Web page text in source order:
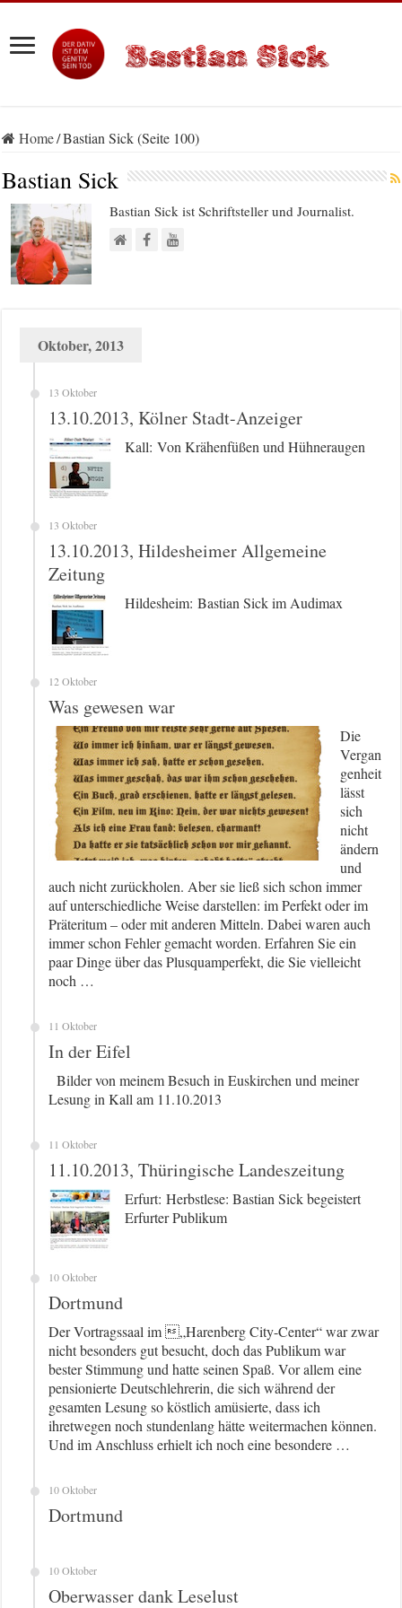
Home/Bastian Sick (Seite 100)
Bastian Sick
Bastian Sick ist Schriftsteller und Journalist.
Oktober, 2013
13 Oktober
13.10.2013, Kölner Stadt-Anzeiger
Kall: Von Krähenfüßen und Hühneraugen
13 Oktober
13.10.2013, Hildesheimer Allgemeine
Zeitung
Hildesheim: Bastian Sick im Audimax
12 Oktober
Was gewesen war
Die
Vergan
genheit
lässt
sich
nicht
ändern
und
auch nicht zurückholen. Aber sie ließ sich schon immer
auf unterschiedliche Weise darstellen: im Perfekt oder im
Präteritum – oder mit anderen Mitteln. Dabei waren auch
immer schon Fehler gemacht worden. Erfahren Sie ein
paar Dinge über das Plusquamperfekt, die Sie vielleicht
noch …
11 Oktober
In der Eifel
Bilder von meinem Besuch in Euskirchen und meiner
Lesung in Kall am 11.10.2013
11 Oktober
11.10.2013, Thüringische Landeszeitung
Erfurt: Herbstlese: Bastian Sick begeistert
Erfurter Publikum
10 Oktober
Dortmund
Der Vortragssaal im „Harenberg City-Center“ war zwar
nicht besonders gut besucht, doch das Publikum war
bester Stimmung und hatte seinen Spaß. Vor allem eine
pensionierte Deutschlehrerin, die sich während der
gesamten Lesung so köstlich amüsierte, dass ich
ihretwegen noch stundenlang hätte weitermachen können.
Und im Anschluss erhielt ich noch eine besondere …
10 Oktober
Dortmund
10 Oktober
Oberwasser dank Leselust